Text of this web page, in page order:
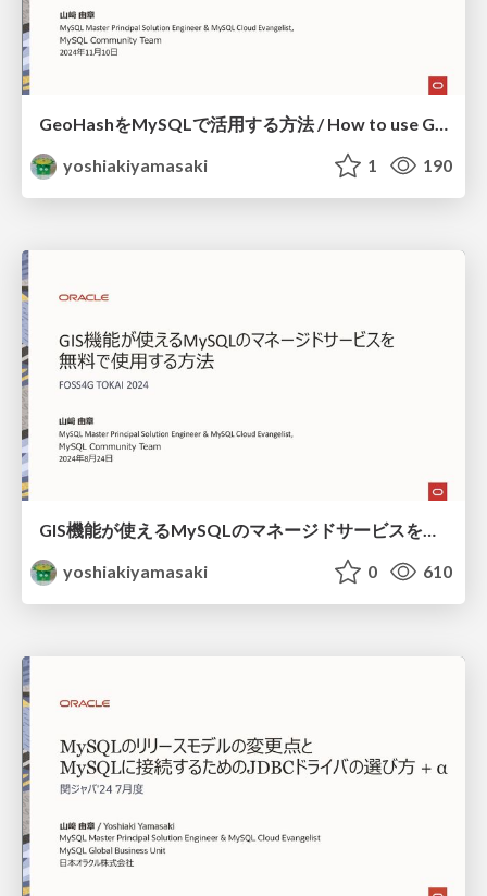
GeoHashをMySQLで活用する方法 / How to use GeoHash with MySQL
yoshiakiyamasaki
1 190
yoshiakiyamasaki
0 610